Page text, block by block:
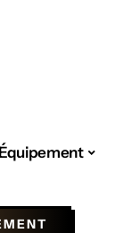
Équipement